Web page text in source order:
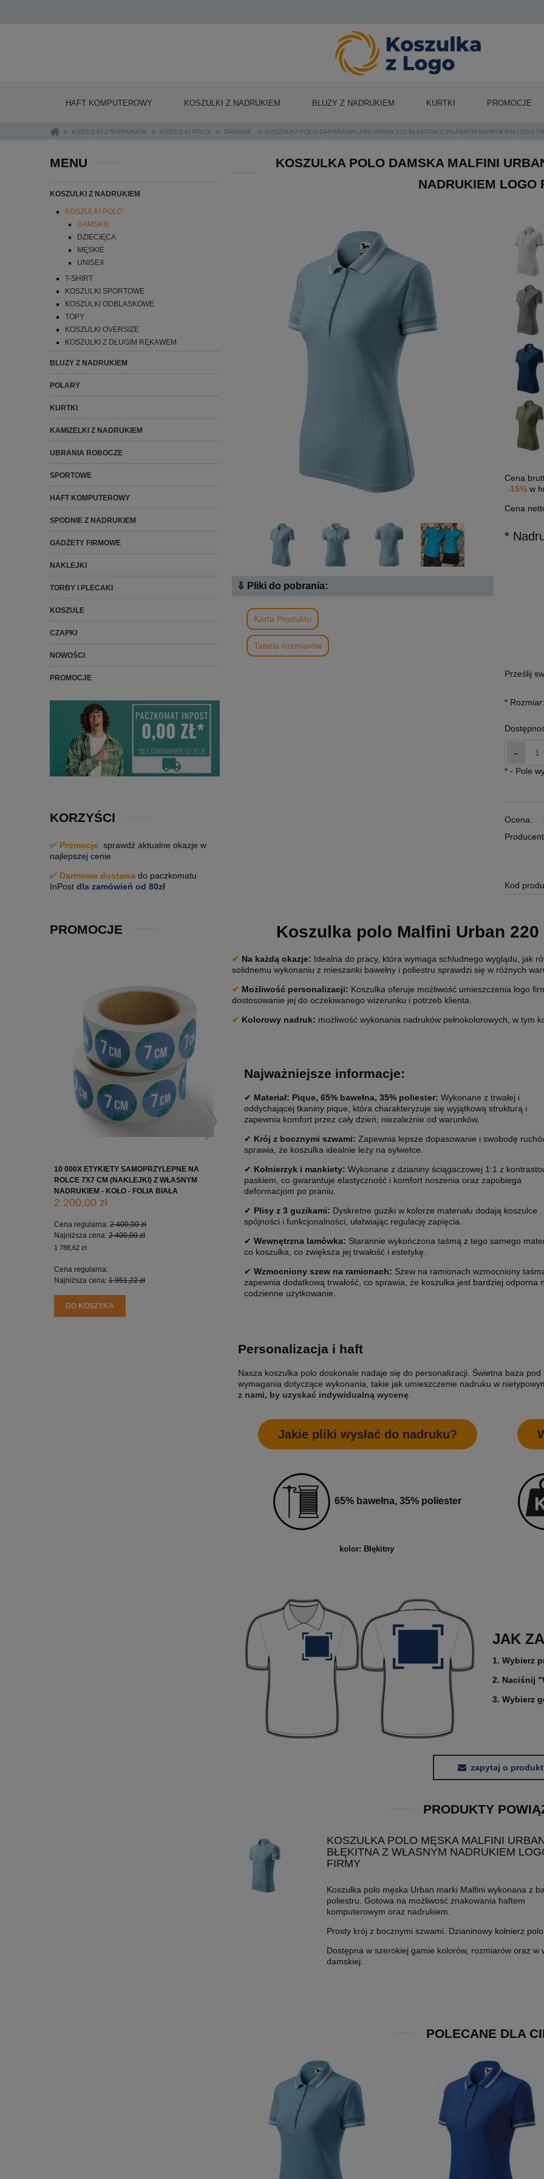
HAFT KOMPUTEROWY KOSZULKI Z NADRUKIEM BLUZY Z NADRUKIEM KURTKI PROMOCJE
» KOSZULKI Z NADRUKIEM » KOSZULKI POLO » DAMSKIE » KOSZULKA POLO DAMSKA MALFINI URBAN 220 BŁĘKITNA Z WŁASNYM NADRUKIEM LOGO
MENU
KOSZULKI Z NADRUKIEM
KOSZULKI POLO
DAMSKIE
DZIECIĘCA
MĘSKIE
UNISEX
T-SHIRT
KOSZULKI SPORTOWE
KOSZULKI ODBLASKOWE
TOPY
KOSZULKI OVERSIZE
KOSZULKI Z DŁUGIM RĘKAWEM
BLUZY Z NADRUKIEM
POLARY
KURTKI
KAMIZELKI Z NADRUKIEM
UBRANIA ROBOCZE
SPORTOWE
HAFT KOMPUTEROWY
SPODNIE Z NADRUKIEM
GADŻETY FIRMOWE
NAKLEJKI
TORBY I PLECAKI
KOSZULE
CZAPKI
NOWOŚCI
PROMOCJE
KORZYŚCI
✅ Promocje sprawdź aktualne okazje w
najlepszej cenie
✅ Darmowa dostawa do paczkomatu
InPost dla zamówień od 80zł
PROMOCJE
10 000X ETYKIETY SAMOPRZYLEPNE NA
ROLCE 7X7 CM (NAKLEJKI) Z WŁASNYM
NADRUKIEM - KOŁO - FOLIA BIAŁA
2 200,00 zł
Cena regularna: 2 400,00 zł
Najniższa cena: 2 400,00 zł
1 788,62 zł
Cena regularna:
Najniższa cena: 1 951,22 zł
DO KOSZYKA
10 000X ETYKIETY SAMOPRZYLEPNE NA
ROLCE 5X5 CM (NAKLEJKI) Z WŁASNYM
NADRUKIEM - KOŁO - FOLIA BIAŁA
Cena regularna:1 850,00 zł
1 850,00 zł
1 341,46 zł
Cena regularna:
Najniższa cena:1 504,07 zł
10 000X ETYKIETY
ROLCE 7X7 CM (NAKLEJKI) Z
Cena regularna:
Cena regularna:
Najniższa cena: 1 951,22 zł
KOSZULKA POLO DAMSKA MALFINI
NADRUKIEM LOGO
⇩ Pliki do pobrania:
Karta Produktu
Tabela rozmiarów
Cena
-15%w
Cena
*
Prześlij
* Rozmiar:
-
* - Pole
Ocena:
Kod
Koszulka polo Malfini Urban 220
✔ Na każdą okazje: Idealna do pracy, która wymaga schludnego wyglądu, jak
solidnemu wykonaniu z mieszanki bawełny i poliestru sprawdzi się w różnych
✔ Możliwość personalizacji: Koszulka oferuje możliwość umieszczenia logo
dostosowanie jej do oczekiwanego wizerunku i potrzeb klienta.
✔ Kolorowy nadruk: możliwość wykonania nadruków pełnokolorowych, w tym
Najważniejsze informacje:
✔ Materiał: Pique, 65% bawełna, 35% poliester: Wykonane z trwałej i
oddychającej tkaniny pique, która charakteryzuje się wyjątkową strukturą i
zapewnia komfort przez cały dzień, niezależnie od warunków.
✔ Krój z bocznymi szwami: Zapewnia lepsze dopasowanie i swobodę
sprawia, że koszulka idealnie leży na sylwetce.
✔ Kołnierzyk i mankiety: Wykonane z dzianiny ściągaczowej 1:1 z
paskiem, co gwarantuje elastyczność i komfort noszenia oraz zapobiega
deformacjom po praniu.
✔ Plisy z 3 guzikami: Dyskretne guziki w kolorze materiału dodają koszulce
spójności i funkcjonalności, ułatwiając regulację zapięcia.
✔ Wewnętrzna lamówka: Starannie wykończona taśmą z tego samego
co koszulka, co zwiększa jej trwałość i estetykę.
✔ Wzmocniony szew na ramionach: Szew na ramionach wzmocniony
zapewnia dodatkową trwałość, co sprawia, że koszulka jest bardziej odporna
codzienne użytkowanie.
Personalizacja i haft
Nasza koszulka polo doskonale nadaje się do personalizacji. Świetna baza
wymagania dotyczące wykonania, takie jak umieszczenie nadruku w
z nami, by uzyskać indywidualną wycenę
Jakie pliki wysłać do nadruku?
65% bawełna, 35% poliester
kolor: Błękitny
JAK
1. Wybierz
2. Naciśnij
3. Wybierz
zapytaj o produkt
PRODUKTY
KOSZULKA POLO MĘSKA MALFINI
BŁĘKITNA Z WŁASNYM NADRUKIEM
FIRMY
Koszulka polo męska Urban marki Malfini wykonana z
poliestru. Gotowa na możliwość znakowania haftem
komputerowym oraz nadrukiem.
Prosty krój z bocznymi szwami. Dzianinowy kołnierz polo.
Dostępna w szerokiej gamie kolorów, rozmiarów oraz w
damskiej.
POLECANE DLA